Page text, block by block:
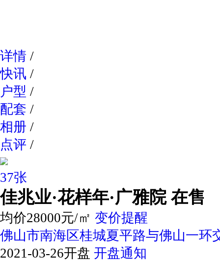
详情 /
快讯 /
户型 /
配套 /
相册 /
点评 /
37张
佳兆业·花样年·广雅院 在售
均价28000元/㎡ 变价提醒
佛山市南海区桂城夏平路与佛山一环
2021-03-26开盘 开盘通知